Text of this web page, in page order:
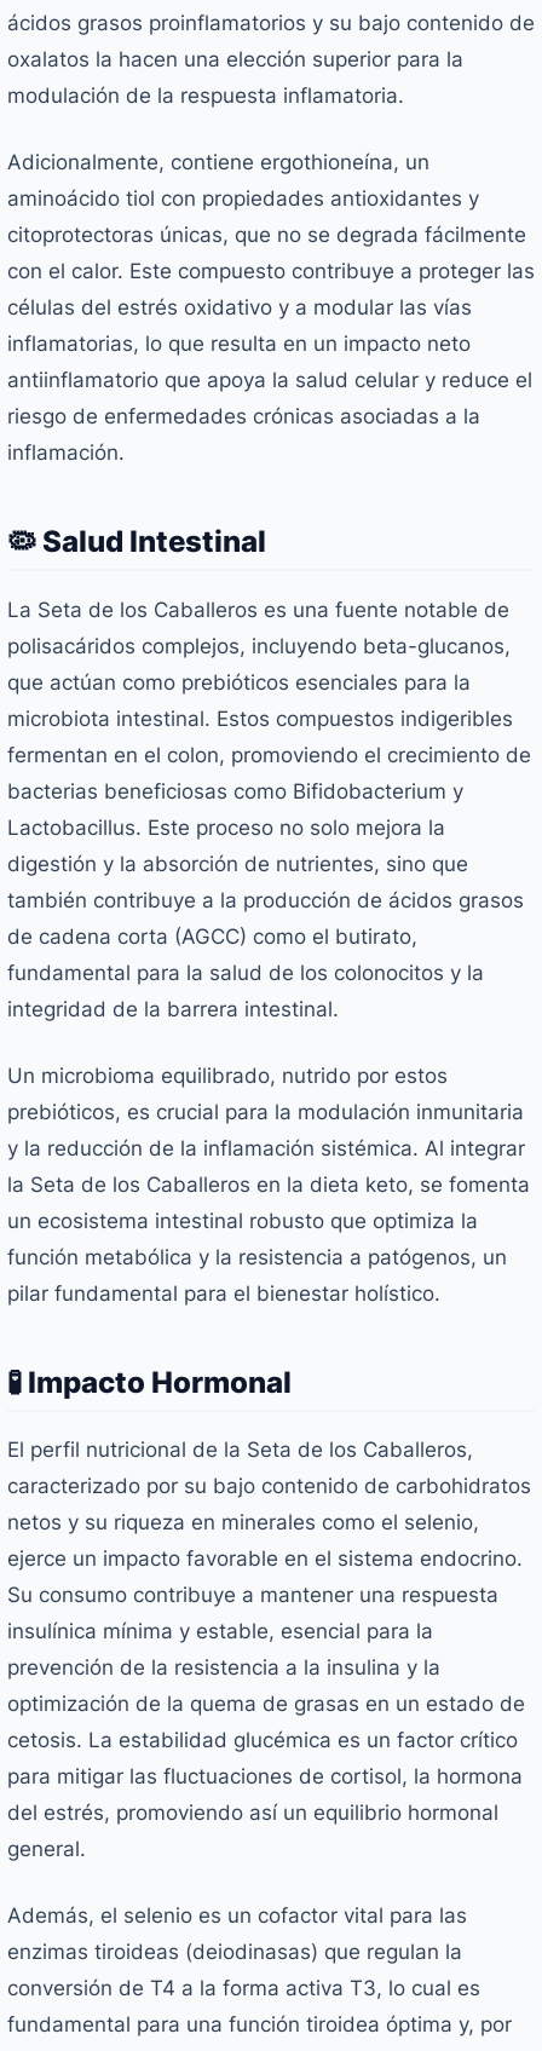
ácidos grasos proinflamatorios y su bajo contenido de
oxalatos la hacen una elección superior para la
modulación de la respuesta inflamatoria.
Adicionalmente, contiene ergothioneína, un
aminoácido tiol con propiedades antioxidantes y
citoprotectoras únicas, que no se degrada fácilmente
con el calor. Este compuesto contribuye a proteger las
células del estrés oxidativo y a modular las vías
inflamatorias, lo que resulta en un impacto neto
antiinflamatorio que apoya la salud celular y reduce el
riesgo de enfermedades crónicas asociadas a la
inflamación.
🦠 Salud Intestinal
La Seta de los Caballeros es una fuente notable de
polisacáridos complejos, incluyendo beta-glucanos,
que actúan como prebióticos esenciales para la
microbiota intestinal. Estos compuestos indigeribles
fermentan en el colon, promoviendo el crecimiento de
bacterias beneficiosas como Bifidobacterium y
Lactobacillus. Este proceso no solo mejora la
digestión y la absorción de nutrientes, sino que
también contribuye a la producción de ácidos grasos
de cadena corta (AGCC) como el butirato,
fundamental para la salud de los colonocitos y la
integridad de la barrera intestinal.
Un microbioma equilibrado, nutrido por estos
prebióticos, es crucial para la modulación inmunitaria
y la reducción de la inflamación sistémica. Al integrar
la Seta de los Caballeros en la dieta keto, se fomenta
un ecosistema intestinal robusto que optimiza la
función metabólica y la resistencia a patógenos, un
pilar fundamental para el bienestar holístico.
🧪 Impacto Hormonal
El perfil nutricional de la Seta de los Caballeros,
caracterizado por su bajo contenido de carbohidratos
netos y su riqueza en minerales como el selenio,
ejerce un impacto favorable en el sistema endocrino.
Su consumo contribuye a mantener una respuesta
insulínica mínima y estable, esencial para la
prevención de la resistencia a la insulina y la
optimización de la quema de grasas en un estado de
cetosis. La estabilidad glucémica es un factor crítico
para mitigar las fluctuaciones de cortisol, la hormona
del estrés, promoviendo así un equilibrio hormonal
general.
Además, el selenio es un cofactor vital para las
enzimas tiroideas (deiodinasas) que regulan la
conversión de T4 a la forma activa T3, lo cual es
fundamental para una función tiroidea óptima y, por